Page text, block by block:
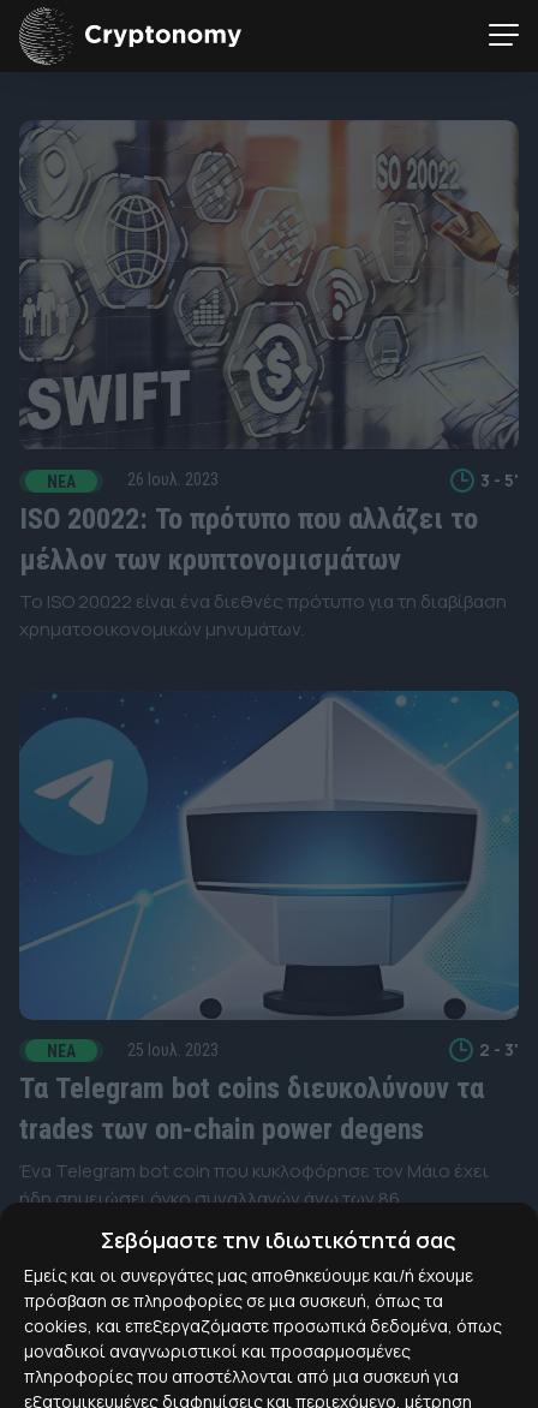
Σεβόμαστε την ιδιωτικότητά σας
Εμείς και οι συνεργάτες μας αποθηκεύουμε και/ή έχουμε
πρόσβαση σε πληροφορίες σε μια συσκευή, όπως τα
cookies, και επεξεργαζόμαστε προσωπικά δεδομένα, όπως
μοναδικοί αναγνωριστικοί και προσαρμοσμένες
πληροφορίες που αποστέλλονται από μια συσκευή για
εξατομικευμένες διαφημίσεις και περιεχόμενο, μέτρηση
Cryptonomy
Καλωσήρθατε
στο
Cryptonomy!
Το
καλύτερο
σημείο
εκκίνησης
για
τον
κόσμο
Blockchain.
Ανακαλύψτε
νέα,
νομίσματα,
και
trading
μέσα
από
τον
ιστότοπό
μας.
ISO 20022: Το πρότυπο που αλλάζει το
μέλλον των κρυπτονομισμάτων
Το ISO 20022 είναι ένα διεθνές πρότυπο για τη διαβίβαση
χρηματοοικονομικών μηνυμάτων.
ΝΈΑ 26 Ιουλ. 2023 3 - 5'
Τα Telegram bot coins διευκολύνουν τα
trades των on-chain power degens
Ένα Telegram bot coin που κυκλοφόρησε τον Μάιο έχει
ήδη σημειώσει όγκο συναλλαγών άνω των 86
εκατομμυρίων δολαρίων.
ΝΈΑ 25 Ιουλ. 2023 2 - 3'